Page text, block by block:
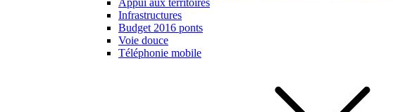
Appui aux territoires
Infrastructures
Budget 2016 ponts
Voie douce
Téléphonie mobile